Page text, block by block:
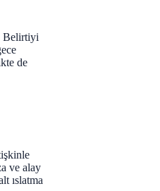
Belirtiyi
de
ve alay
ıslatma